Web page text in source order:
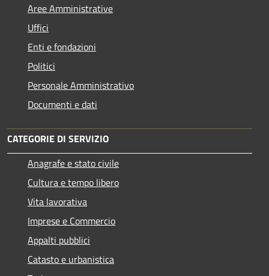
Aree Amministrative
Uffici
Enti e fondazioni
Politici
Personale Amministrativo
Documenti e dati
CATEGORIE DI SERVIZIO
Anagrafe e stato civile
Cultura e tempo libero
Vita lavorativa
Imprese e Commercio
Appalti pubblici
Catasto e urbanistica